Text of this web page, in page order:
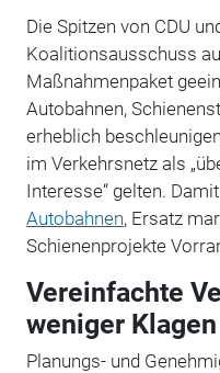
Die Spitzen von CDU
Koalitionsausschuss
Maßnahmenpaket
Autobahnen,
erheblich
im Verkehrsnetz als
Interesse“ gelten.
Autobahnen, Ersatz
Schienenprojekte
Vereinfachte
weniger Klagen
Planungs- und